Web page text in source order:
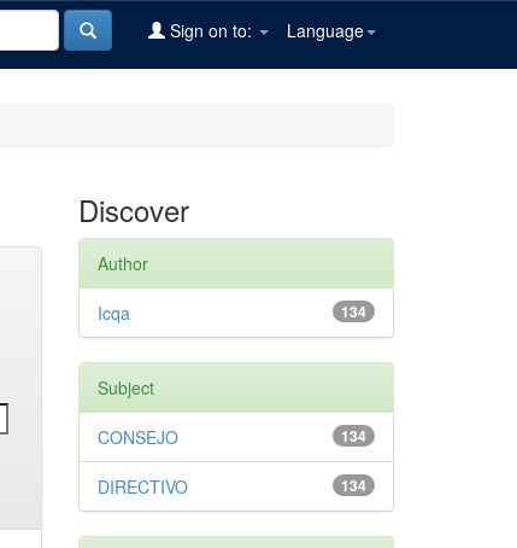
Language
Sign on to:
Discover
Author
134
Icqa
Subject
134
CONSEJO
134
DIRECTIVO